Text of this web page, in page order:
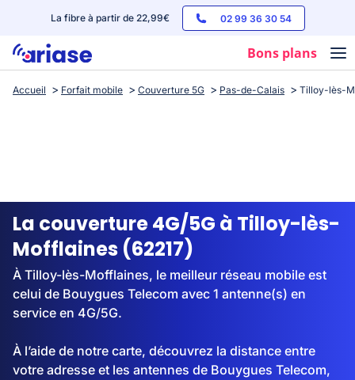
La fibre à partir de 22,99€ 02 99 36 30 54
Bons plans
Box internet
Streaming
Accueil Forfait mobile Couverture 5G Pas-de-Calais Tilloy-lès-
La couverture 4G/5G à Tilloy-lès-
Mofflaines (62217)
À Tilloy-lès-Mofflaines, le meilleur réseau mobile est
celui de Bouygues Telecom avec 1 antenne(s) en
service en 4G/5G.
À l’aide de notre carte, découvrez la distance entre
votre adresse et les antennes de Bouygues Telecom,